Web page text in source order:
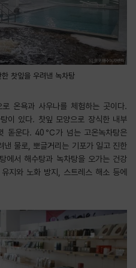
찻잎을 우려낸 녹차탕
온욕과 사우나를 체험하는 곳이다.
이 있다. 찻잎 모양으로 장식한 내부
돋운다. 40℃가 넘는 고온녹차탕은
낸 물로, 뽀글거리는 기포가 일고 진한
에서 해수탕과 녹차탕을 오가는 건강
지와 노화 방지, 스트레스 해소 등에